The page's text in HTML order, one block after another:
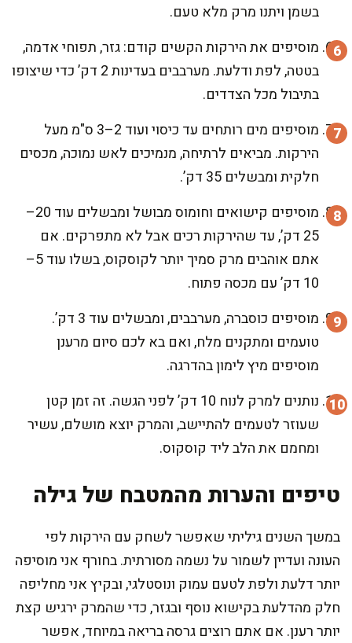
בשמן ויתנו מרק מלא טעם.
מוסיפים את הירקות הקשים קודם: גזר, תפוחי אדמה,
בטטה, לפת ודלעת. מערבבים בעדינות 2 דק’ כדי שיצופו
בתיבול מכל הצדדים.
מוסיפים מים רותחים עד כיסוי ועוד 2–3 ס"מ מעל
הירקות. מביאים לרתיחה, מנמיכים לאש נמוכה, מכסים
חלקית ומבשלים 35 דק’.
מוסיפים קישואים וחומוס מבושל ומבשלים עוד 20–
25 דק’, עד שהירקות רכים אבל לא מתפרקים. אם
אתם אוהבים מרק סמיך יותר לקוסקוס, בשלו עוד 5–
10 דק’ עם מכסה פתוח.
מוסיפים כוסברה, מערבבים, ומבשלים עוד 3 דק’.
טועמים ומתקנים מלח, ואם בא לכם סיום מרענן
מוסיפים מיץ לימון בהדרגה.
נותנים למרק לנוח 10 דק’ לפני הגשה. זה זמן קטן
שעוזר לטעמים להתיישב, והמרק יוצא מושלם, עשיר
ומחמם את הלב ליד קוסקוס.
טיפים והערות מהמטבח של גילה
במשך השנים גיליתי שאפשר לשחק עם הירקות לפי
העונה ועדיין לשמור על נשמה מסורתית. בחורף אני מוסיפה
יותר דלעת ולפת לטעם עמוק ונוסטלגי, ובקיץ אני מחליפה
חלק מהדלעת בקישוא נוסף ובגזר, כדי שהמרק ירגיש קצת
יותר רענן. אם אתם רוצים גרסה בריאה במיוחד, אפשר